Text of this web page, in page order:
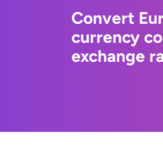
Convert
currency
exchange